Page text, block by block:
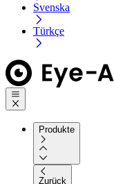
Svenska
Türkçe
Produkte
Zurück